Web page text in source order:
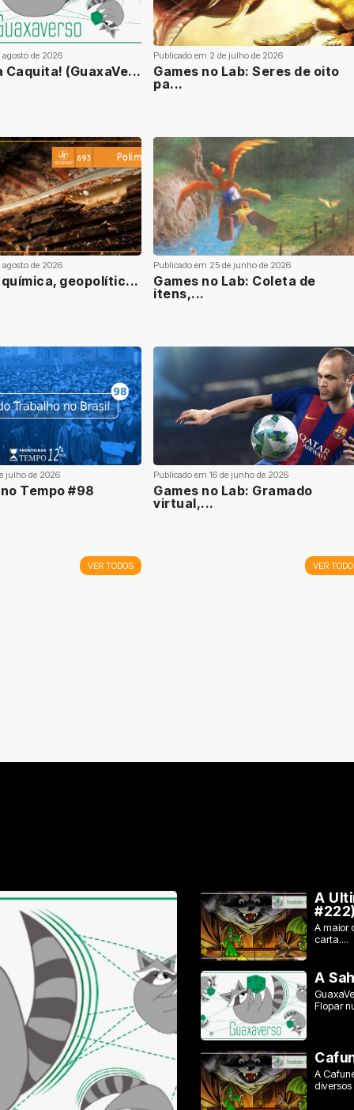
de 2026
Caquita! (GuaxaVe...
de 2026
geopolític...
julho de 2026
Tempo #98
VER TODOS
Publicado em 2 de julho de 2026
Games no Lab: Seres de oito
pa...
Publicado em 25 de junho de 2026
Games no Lab: Coleta de
itens,...
Publicado em 16 de junho de 2026
Games no Lab: Gramado
virtual,...
VER
A
A maior
carta....
A
Flopar
A
diversos